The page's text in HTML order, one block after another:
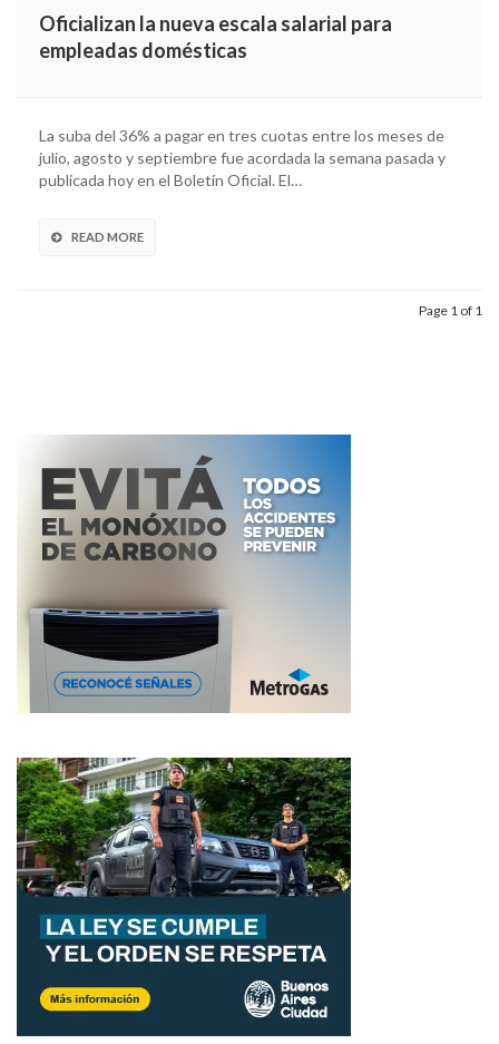
Oficializan la nueva escala salarial para
empleadas domésticas
La suba del 36% a pagar en tres cuotas entre los meses de
julio, agosto y septiembre fue acordada la semana pasada y
publicada hoy en el Boletín Oficial. El…
READ MORE
Page 1 of 1